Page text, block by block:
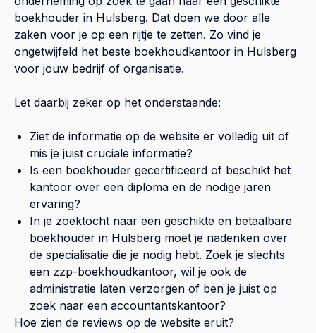
boekhouder in Hulsberg. Dat doen we door alle
zaken voor je op een rijtje te zetten. Zo vind je
ongetwijfeld het beste boekhoudkantoor in Hulsberg
voor jouw bedrijf of organisatie.
Let daarbij zeker op het onderstaande:
Ziet de informatie op de website er volledig uit of
mis je juist cruciale informatie?
Is een boekhouder gecertificeerd of beschikt het
kantoor over een diploma en de nodige jaren
ervaring?
In je zoektocht naar een geschikte en betaalbare
boekhouder in Hulsberg moet je nadenken over
de specialisatie die je nodig hebt. Zoek je slechts
een zzp-boekhoudkantoor, wil je ook de
administratie laten verzorgen of ben je juist op
zoek naar een accountantskantoor?
Hoe zien de reviews op de website eruit?